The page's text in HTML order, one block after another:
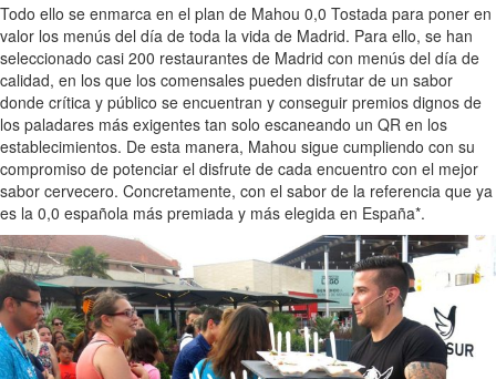
Todo ello se enmarca en el plan de Mahou 0,0 Tostada para poner en
valor los menús del día de toda la vida de Madrid. Para ello, se han
seleccionado casi 200 restaurantes de Madrid con menús del día de
calidad, en los que los comensales pueden disfrutar de un sabor
donde crítica y público se encuentran y conseguir premios dignos de
los paladares más exigentes tan solo escaneando un QR en los
establecimientos. De esta manera, Mahou sigue cumpliendo con su
compromiso de potenciar el disfrute de cada encuentro con el mejor
sabor cervecero. Concretamente, con el sabor de la referencia que ya
es la 0,0 española más premiada y más elegida en España*.